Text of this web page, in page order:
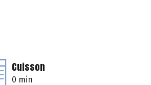
Cuisson
0 min